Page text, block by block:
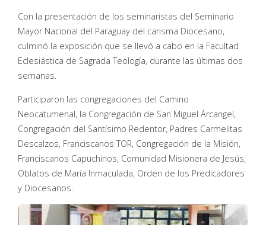
Con la presentación de los seminaristas del Seminario
Mayor Nacional del Paraguay del carisma Diocesano,
culminó la exposición que se llevó a cabo en la Facultad
Eclesiástica de Sagrada Teología, durante las últimas dos
semanas.
Participaron las congregaciones del Camino
Neocatumenal, la Congregación de San Miguel Árcangel,
Congregación del Santísimo Redentor, Padres Carmelitas
Descalzos, Franciscanos TOR, Congregación de la Misión,
Franciscanos Capuchinos, Comunidad Misionera de Jesús,
Oblatos de María Inmaculada, Orden de los Predicadores
y Diocesanos.